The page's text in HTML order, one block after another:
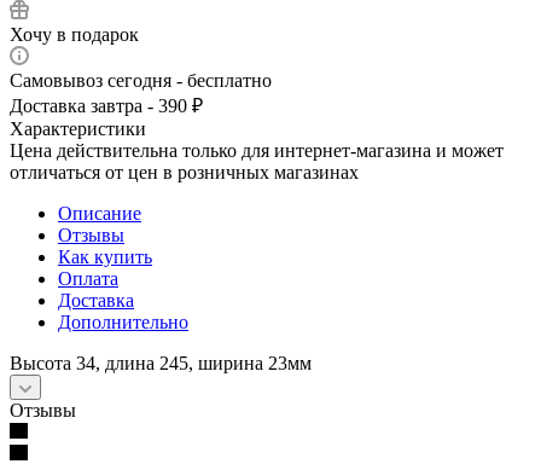
Хочу в подарок
Самовывоз сегодня - бесплатно
Доставка завтра - 390 ₽
Характеристики
Цена действительна только для интернет-магазина и может
отличаться от цен в розничных магазинах
Описание
Отзывы
Как купить
Оплата
Доставка
Дополнительно
Высота 34, длина 245, ширина 23мм
Отзывы